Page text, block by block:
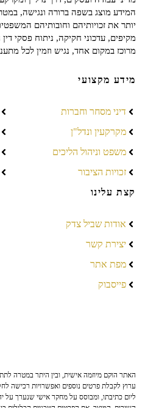
המידע מוצג בשפה ברורה ונגישה,
יותר את זכויותיהם וחובותיהם
מקיפים, עדכוני חקיקה, ניתוח פסקי
מרוכז במקום אחד, נגיש וזמין לכל
מידע מקצועי
דיני מסחר וחברות
מקרקעין ונדל"ן
משפט וניהול הליכים
זכויות הציבור
קצת עלינו
אודות שביל צדק
יצירת קשר
מפת אתר
פייסבוק
האתר הוקם מיוזמה אישית, ובין היתר במטרה
ערוץ לקבלת פרטים נוספים ואפשרויות רכישה
ליום כתיבתו, ומבוסס על מחקר אישי שנערך על